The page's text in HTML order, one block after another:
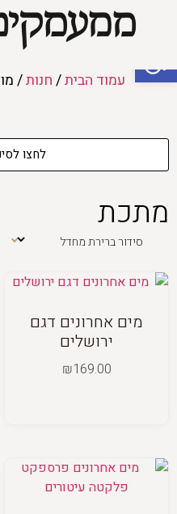
פתח סרגל נגישות
עמוד הבית/חנות/
לחצו
מתכת
מים אחרונים דגם
ירושלים
₪169.00